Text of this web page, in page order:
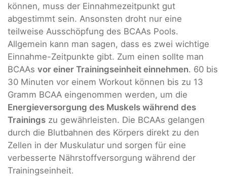
können, muss der Einnahmezeitpunkt gut
abgestimmt sein. Ansonsten droht nur eine
teilweise Ausschöpfung des BCAAs Pools.
Allgemein kann man sagen, dass es zwei wichtige
Einnahme-Zeitpunkte gibt. Zum einen sollte man
BCAAs vor einer Trainingseinheit einnehmen. 60 bis
30 Minuten vor einem Workout können bis zu 13
Gramm BCAA eingenommen werden, um die
Energieversorgung des Muskels während des
Trainings zu gewährleisten. Die BCAAs gelangen
durch die Blutbahnen des Körpers direkt zu den
Zellen in der Muskulatur und sorgen für eine
verbesserte Nährstoffversorgung während der
Trainingseinheit.